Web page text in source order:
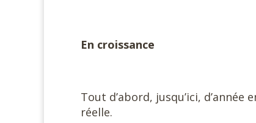
En croissance
Tout d’abord, jusqu’ici, d’année
réelle.